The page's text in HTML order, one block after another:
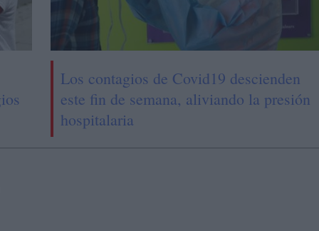
Los contagios de Covid19 descienden
este fin de semana, aliviando la presión
hospitalaria